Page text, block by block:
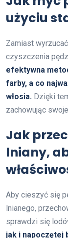
użyciu
Zamiast
czyszczenia
efektywna
farby, a co
włosia. Dzięki
zachowując
Jak
lniany,
Aby cieszyć się
lnianego,
sprawdzi się
jak i napoczętej